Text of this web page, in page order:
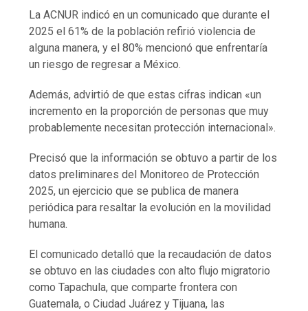
La ACNUR indicó en un comunicado que durante el
2025 el 61% de la población refirió violencia de
alguna manera, y el 80% mencionó que enfrentaría
un riesgo de regresar a México.
Además, advirtió de que estas cifras indican «un
incremento en la proporción de personas que muy
probablemente necesitan protección internacional».
Precisó que la información se obtuvo a partir de los
datos preliminares del Monitoreo de Protección
2025, un ejercicio que se publica de manera
periódica para resaltar la evolución en la movilidad
humana.
El comunicado detalló que la recaudación de datos
se obtuvo en las ciudades con alto flujo migratorio
como Tapachula, que comparte frontera con
Guatemala, o Ciudad Juárez y Tijuana, las